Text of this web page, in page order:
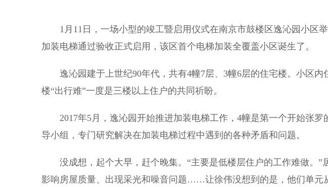
1月11日，一场小型的竣工暨启用仪式在南京市鼓楼区逸沁园小区
加装电梯通过验收正式启用，该区首个电梯加装全覆盖小区诞生了。
逸沁园建于上世纪90年代，共有4幢7层、3幢6层的住宅楼。小区内
楼“出行难”一度是三楼以上住户的共同祈盼。
2017年5月，逸沁园开始推进加装电梯工作，4幢是第一个开始张罗
导小组，专门研究解决在加装电梯过程中遇到的各种矛盾和问题。
没成想，起个大早，赶个晚集。“主要是低楼层住户的工作难做。”
影响房屋质量、出现采光和噪音问题……让徐伟没想到的是，他们单元